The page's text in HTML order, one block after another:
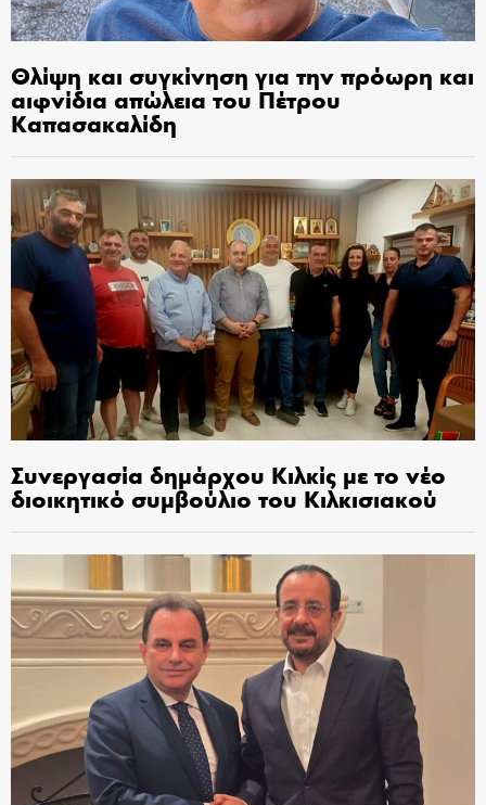
Θλίψη και συγκίνηση για την πρόωρη και
αιφνίδια απώλεια του Πέτρου
Καπασακαλίδη
Συνεργασία δημάρχου Κιλκίς με το νέο
διοικητικό συμβούλιο του Κιλκισιακού